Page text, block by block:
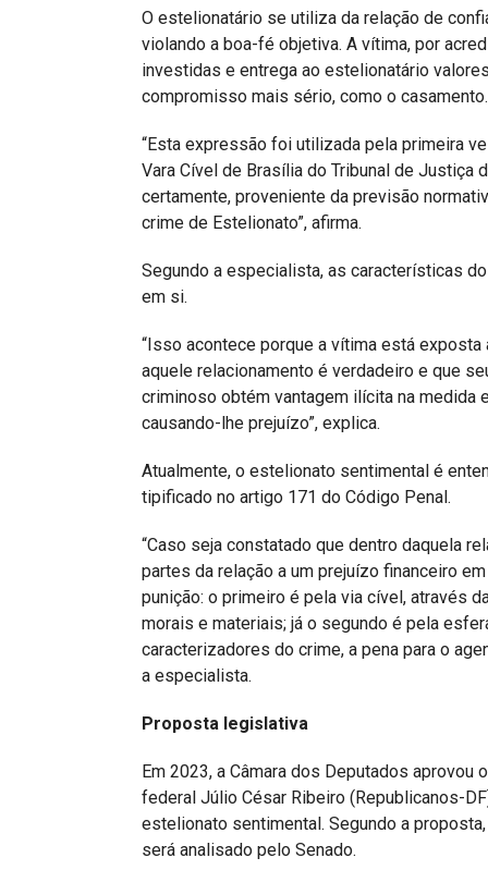
O estelionatário se utiliza da relação de
violando a boa-fé objetiva. A vítima, por
investidas e entrega ao estelionatário
compromisso mais sério, como o casamento.
“Esta expressão foi utilizada pela primeira
Vara Cível de Brasília do Tribunal de Justiça
certamente, proveniente da previsão
crime de Estelionato”, afirma.
Segundo a especialista, as características
em si.
“Isso acontece porque a vítima está
aquele relacionamento é verdadeiro e que
criminoso obtém vantagem ilícita na medida
causando-lhe prejuízo”, explica.
Atualmente, o estelionato sentimental é
tipificado no artigo 171 do Código Penal.
“Caso seja constatado que dentro daquela
partes da relação a um prejuízo financeiro
punição: o primeiro é pela via cível, através
morais e materiais; já o segundo é pela
caracterizadores do crime, a pena para o
a especialista.
Proposta legislativa
Em 2023, a Câmara dos Deputados aprovou
federal Júlio César Ribeiro (Republicanos-
estelionato sentimental. Segundo a
será analisado pelo Senado.